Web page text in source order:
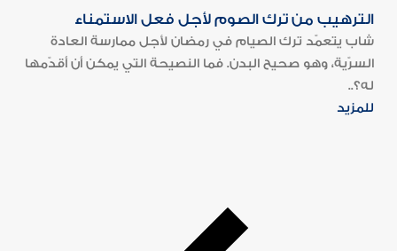
الترهيب من ترك الصوم لأجل فعل الاستمناء
شاب يتعمّد ترك الصيام في رمضان لأجل ممارسة العادة
السرّية، وهو صحيح البدن. فما النصيحة التي يمكن أن أقدّمها
له؟..
للمزيد